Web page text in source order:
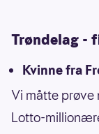
Trøndelag -
Kvinne fra
Vi måtte prøve
Lotto-